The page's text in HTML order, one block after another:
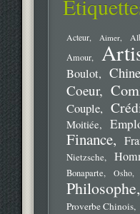
Acteur Aimer
Amour
Boulot Chine
Coeur
Couple
Moitiée
Finance
Nietzsche
Bonaparte
Osho
Philosophe
Proverbe Chinois